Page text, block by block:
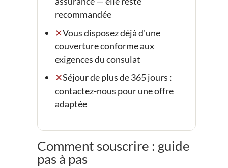
recommandée
Vous disposez déjà d'une
couverture conforme aux
exigences du consulat
Séjour de plus de 365 jours :
contactez-nous pour une offre
adaptée
Comment souscrire : guide
pas à pas